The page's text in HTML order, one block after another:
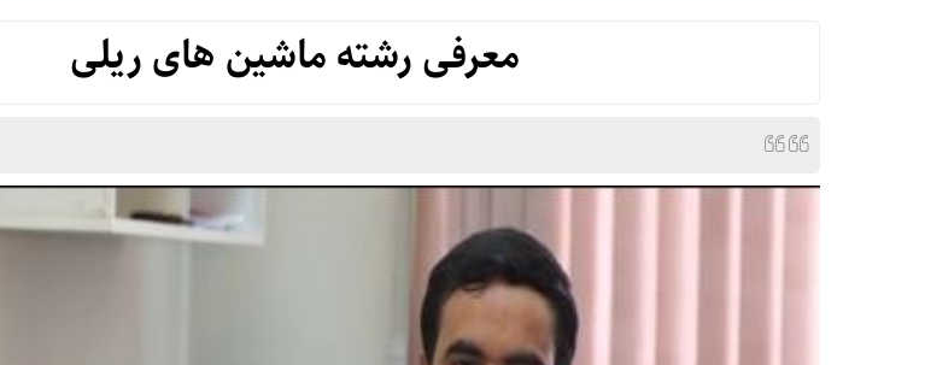
معرفی رشته ماشین های ریلی